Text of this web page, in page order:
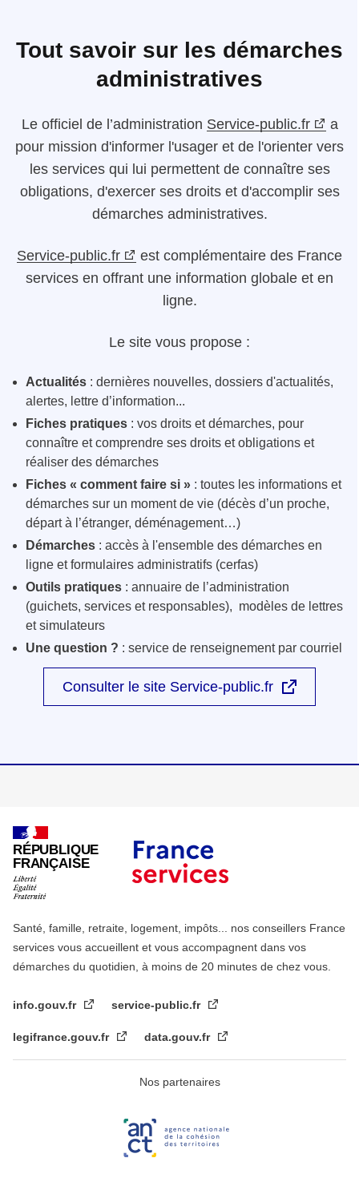
Tout savoir sur les démarches
administratives
Le officiel de l’administration Service-public.fr
a
pour mission d'informer l'usager et de l'orienter vers
les services qui lui permettent de connaître ses
obligations, d'exercer ses droits et d'accomplir ses
démarches administratives.
Service-public.fr
est complémentaire des France
services en offrant une information globale et en
ligne.
Le site vous propose :
Actualités : dernières nouvelles, dossiers d'actualités,
alertes, lettre d’information...
Fiches pratiques : vos droits et démarches, pour
connaître et comprendre ses droits et obligations et
réaliser des démarches
Fiches « comment faire si » : toutes les informations et
démarches sur un moment de vie (décès d’un proche,
départ à l’étranger, déménagement…)
Démarches : accès à l'ensemble des démarches en
ligne et formulaires administratifs (cerfas)
Outils pratiques : annuaire de l’administration
(guichets, services et responsables), modèles de lettres
et simulateurs
Une question ? : service de renseignement par courriel
Consulter le site Service-public.fr
RÉPUBLIQUE
FRANÇAISE
Santé, famille, retraite, logement, impôts... nos conseillers France
services vous accueillent et vous accompagnent dans vos
démarches du quotidien, à moins de 20 minutes de chez vous.
info.gouv.fr service-public.fr
legifrance.gouv.fr data.gouv.fr
Nos partenaires